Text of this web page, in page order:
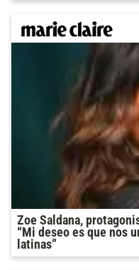
Zoe Saldana,
“Mi deseo es que nos
latinas”